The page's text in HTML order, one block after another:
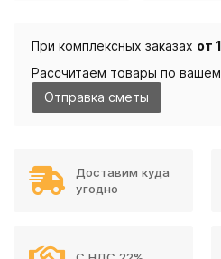
При комплексных заказах от
Рассчитаем товары по
Отправка сметы
Доставим куда
угодно